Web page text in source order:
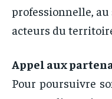
professionnelle,
acteurs du
Appel aux
Pour poursuivre